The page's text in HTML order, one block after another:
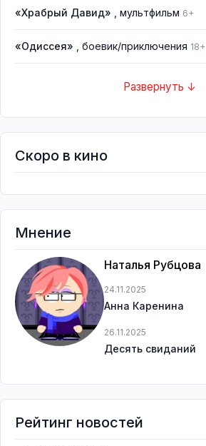
«Храбрый Давид» , мультфильм 6+
«Одиссея» , боевик/приключения 18+
Развернуть ↓
Скоро в кино
Мнение
Наталья Рубцова
24.11.2025
Анна Каренина
26.11.2025
Десять свиданий
Рейтинг новостей